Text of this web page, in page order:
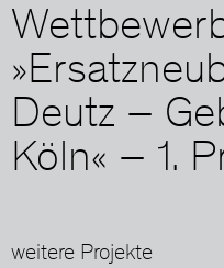
Deutz –
Köln« – 1.
weitere Projekte